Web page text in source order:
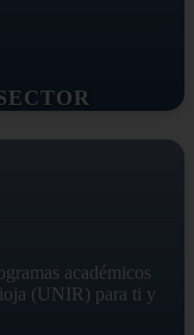
académicos
(UNIR) para ti y